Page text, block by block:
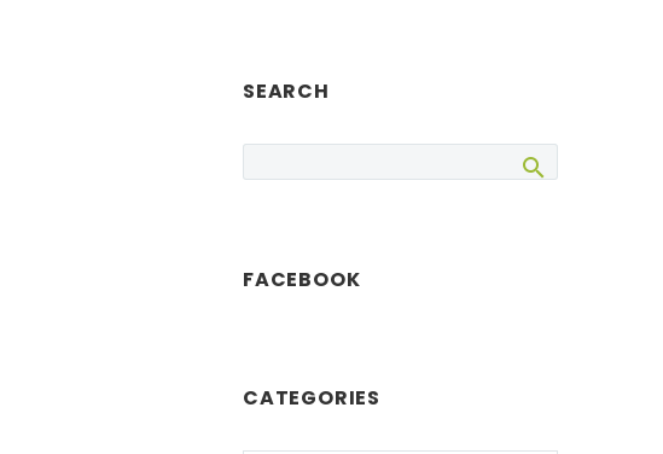
SEARCH
FACEBOOK
CATEGORIES